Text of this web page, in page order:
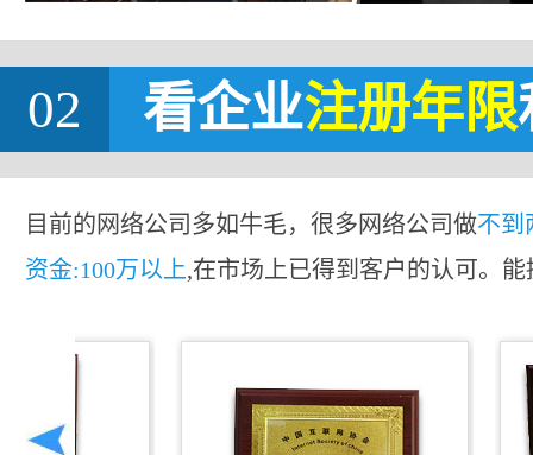
02 看企业注册年限
目前的网络公司多如牛毛，很多网络公司做不到
资金:100万以上,在市场上已得到客户的认可。